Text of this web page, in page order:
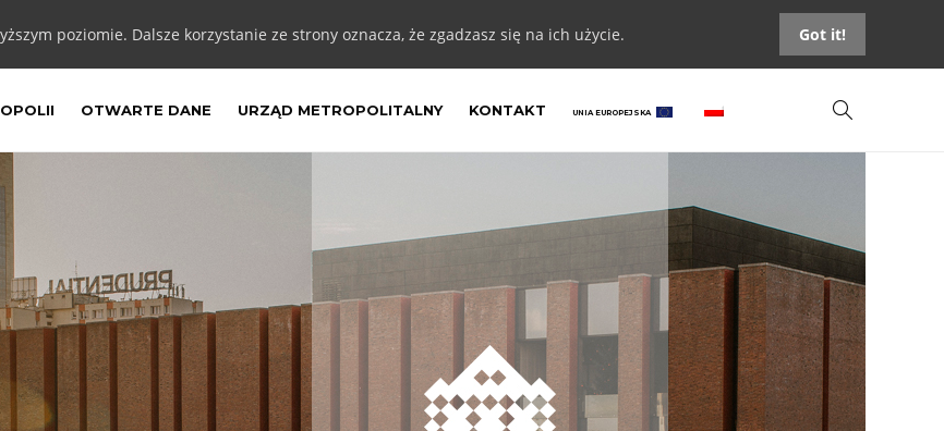
poziomie. Dalsze korzystanie ze strony oznacza, że zgadzasz się na ich użycie. Got it!
OTWARTE DANE URZĄD METROPOLITALNY KONTAKT UNIA EUROPEJSKA